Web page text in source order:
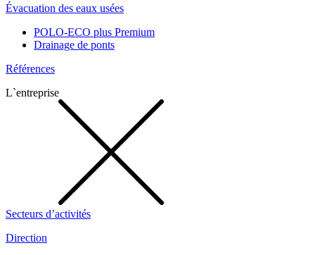
Évacuation des eaux usées
POLO-ECO plus Premium
Drainage de ponts
Références
L`entreprise
Secteurs d’activités
Direction